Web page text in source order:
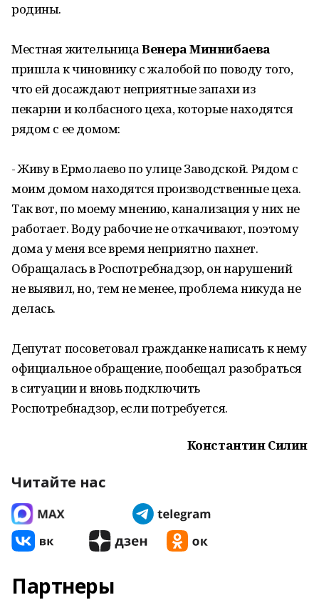
родины.
Местная жительницаВенера Миннибаева
пришла к чиновнику с жалобой по поводу того,
что ей досаждают неприятные запахи из
пекарни и колбасного цеха, которые находятся
рядом с ее домом:
- Живу в Ермолаево по улице Заводской. Рядом с
моим домом находятся производственные цеха.
Так вот, по моему мнению, канализация у них не
работает. Воду рабочие не откачивают, поэтому
дома у меня все время неприятно пахнет.
Обращалась в Роспотребнадзор, он нарушений
не выявил, но, тем не менее, проблема никуда не
делась.
Депутат посоветовал гражданке написать к нему
официальное обращение, пообещал разобраться
в ситуации и вновь подключить
Роспотребнадзор, если потребуется.
Константин Силин
Читайте нас
Партнеры